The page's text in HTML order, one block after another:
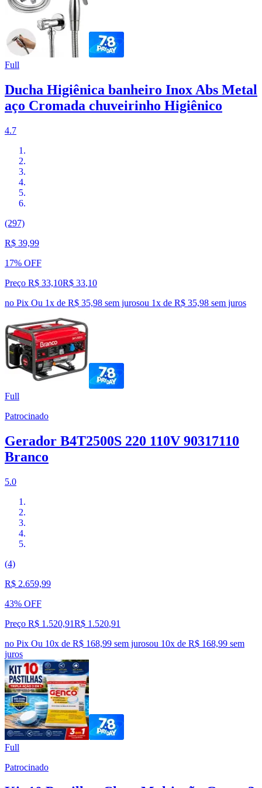
Full
Ducha Higiênica banheiro Inox Abs Metal
aço Cromada chuveirinho Higiênico
4.7
(297)
R$ 39,99
17% OFF
Preço R$ 33,10R$ 33,10
no Pix Ou 1x de R$ 35,98 sem jurosou 1x de R$ 35,98 sem juros
Full
Patrocinado
Gerador B4T2500S 220 110V 90317110
Branco
5.0
(4)
R$ 2.659,99
43% OFF
Preço R$ 1.520,91R$ 1.520,91
no Pix Ou 10x de R$ 168,99 sem jurosou 10x de R$ 168,99 sem
juros
Full
Patrocinado